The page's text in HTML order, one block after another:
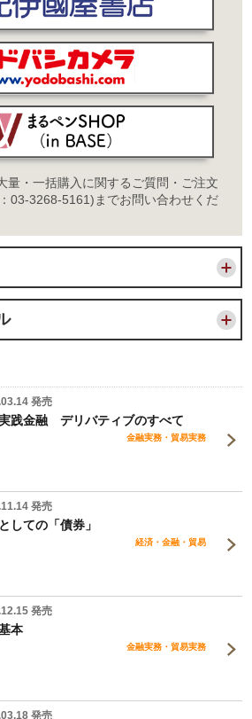
量・一括購入に関するご質問・ご注文
03-3268-5161)までお問い合わせくだ
発売
践金融 デリバティブのすべて
金融実務・貿易実務
発売
しての「債券」
経済・金融・貿易
発売
本
金融実務・貿易実務
発売